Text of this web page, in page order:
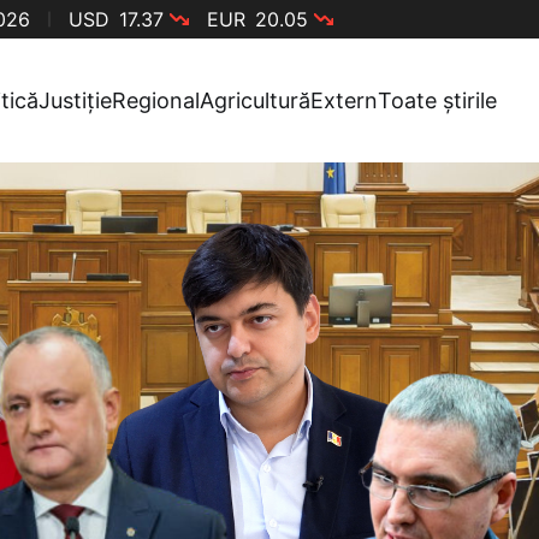
USD 17.37 EUR 20.05
JustițieRegionalAgriculturăExternToate știrile